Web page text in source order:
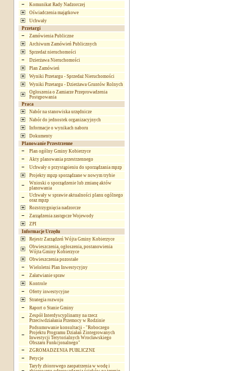
Komunikat Rady Nadzorczej
Oświadczenia majątkowe
Uchwały
Przetargi
Zamówienia Publiczne
Archiwum Zamówień Publicznych
Sprzedaż nieruchomości
Dzierżawa Nieruchomości
Plan Zamówień
Wyniki Przetargu - Sprzedaż Nieruchomości
Wyniki Przetargu - Dzierżawa Gruntów Rolnych
Ogłoszenia o Zamiarze Przeprowadzenia
Postępowania
Praca
Nabór na stanowiska urzędnicze
Nabór do jednostek organizacyjnych
Informacje o wynikach naboru
Dokumenty
Planowanie Przestrzenne
Plan ogólny Gminy Kobierzyce
Akty planowania przestrzennego
Uchwały o przystąpieniu do sporządzania mpzp
Projekty mpzp sporządzane w nowym trybie
Wnioski o sporządzenie lub zmianę aktów
planowania
Uchwały w sprawie aktualności planu ogólnego
oraz mpzp
Rozstrzygnięcia nadzorcze
Zarządzenia zastępcze Wojewody
ZPI
Informacje Urzędu
Rejestr Zarządzeń Wójta Gminy Kobierzyce
Obwieszczenia, ogłoszenia, postanowienia
Wójta Gminy Kobierzyce
Obwieszczenia pozostałe
Wieloletni Plan Inwestycyjny
Załatwianie spraw
Kontrole
Oferty inwestycyjne
Strategia rozwoju
Raport o Stanie Gminy
Zespół Interdyscyplinarny na rzecz
Przeciwdziałania Przemocy w Rodzinie
Podsumowanie konsultacji - "Roboczego
Projektu Programu Działań Zintegrowanych
Inwestycji Terytorialnych Wrocławskiego
Obszaru Funkcjonalnego"
ZGROMADZENIA PUBLICZNE
Petycje
Taryfy zbiorowego zaopatrzenia w wodę i